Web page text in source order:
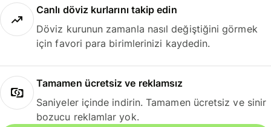
Canlı döviz kurlarını takip edin
Döviz kurunun zamanla nasıl değiştiğini görmek
için favori para birimlerinizi kaydedin.
Tamamen ücretsiz ve reklamsız
Saniyeler içinde indirin. Tamamen ücretsiz ve sinir
bozucu reklamlar yok.